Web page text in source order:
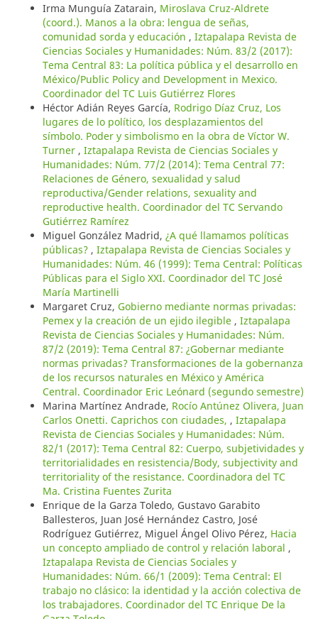
Irma Munguía Zatarain, Miroslava Cruz-Aldrete
(coord.). Manos a la obra: lengua de señas,
comunidad sorda y educación , Iztapalapa Revista de
Ciencias Sociales y Humanidades: Núm. 83/2 (2017):
Tema Central 83: La política pública y el desarrollo en
México/Public Policy and Development in Mexico.
Coordinador del TC Luis Gutiérrez Flores
Héctor Adián Reyes García, Rodrigo Díaz Cruz, Los
lugares de lo político, los desplazamientos del
símbolo. Poder y simbolismo en la obra de Víctor W.
Turner , Iztapalapa Revista de Ciencias Sociales y
Humanidades: Núm. 77/2 (2014): Tema Central 77:
Relaciones de Género, sexualidad y salud
reproductiva/Gender relations, sexuality and
reproductive health. Coordinador del TC Servando
Gutiérrez Ramírez
Miguel González Madrid, ¿A qué llamamos políticas
públicas? , Iztapalapa Revista de Ciencias Sociales y
Humanidades: Núm. 46 (1999): Tema Central: Políticas
Públicas para el Siglo XXI. Coordinador del TC José
María Martinelli
Margaret Cruz, Gobierno mediante normas privadas:
Pemex y la creación de un ejido ilegible , Iztapalapa
Revista de Ciencias Sociales y Humanidades: Núm.
87/2 (2019): Tema Central 87: ¿Gobernar mediante
normas privadas? Transformaciones de la gobernanza
de los recursos naturales en México y América
Central. Coordinador Eric Leónard (segundo semestre)
Marina Martínez Andrade, Rocío Antúnez Olivera, Juan
Carlos Onetti. Caprichos con ciudades, , Iztapalapa
Revista de Ciencias Sociales y Humanidades: Núm.
82/1 (2017): Tema Central 82: Cuerpo, subjetividades y
territorialidades en resistencia/Body, subjectivity and
territoriality of the resistance. Coordinadora del TC
Ma. Cristina Fuentes Zurita
Enrique de la Garza Toledo, Gustavo Garabito
Ballesteros, Juan José Hernández Castro, José
Rodríguez Gutiérrez, Miguel Ángel Olivo Pérez, Hacia
un concepto ampliado de control y relación laboral ,
Iztapalapa Revista de Ciencias Sociales y
Humanidades: Núm. 66/1 (2009): Tema Central: El
trabajo no clásico: la identidad y la acción colectiva de
los trabajadores. Coordinador del TC Enrique De la